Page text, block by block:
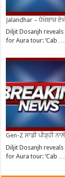
Jalandhar – ਧੋਖੇਬਾਜ਼
Diljit Dosanjh
for Aura tour: ‘Cab …
Gen-Z ਸਾਡੀ ਪੀੜ੍ਹੀ
Diljit Dosanjh
for Aura tour: ‘Cab …